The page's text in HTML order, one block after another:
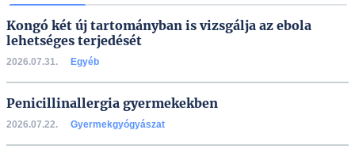
Kongó két új tartományban is vizsgálja az ebola
lehetséges terjedését
2026.07.31. Egyéb
Penicillinallergia gyermekekben
2026.07.22. Gyermekgyógyászat